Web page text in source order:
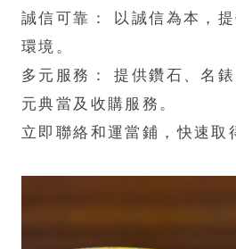
誠信可靠： 以誠信為本，
環境。
多元服務： 提供鑽石、名
元典當及收購服務。
立即聯絡和運當鋪，快速取